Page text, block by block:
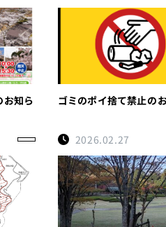
お知ら
ゴミのポイ捨て禁止の
2026.02.27